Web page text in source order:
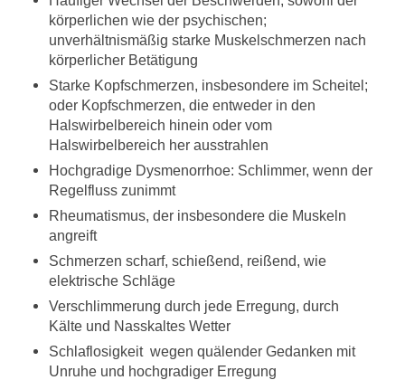
körperlichen wie der psychischen;
unverhältnismäßig starke Muskelschmerzen nach
körperlicher Betätigung
Starke Kopfschmerzen, insbesondere im Scheitel;
oder Kopfschmerzen, die entweder in den
Halswirbelbereich hinein oder vom
Halswirbelbereich her ausstrahlen
Hochgradige Dysmenorrhoe: Schlimmer, wenn der
Regelfluss zunimmt
Rheumatismus, der insbesondere die Muskeln
angreift
Schmerzen scharf, schießend, reißend, wie
elektrische Schläge
Verschlimmerung durch jede Erregung, durch
Kälte und Nasskaltes Wetter
Schlaflosigkeit wegen quälender Gedanken mit
Unruhe und hochgradiger Erregung